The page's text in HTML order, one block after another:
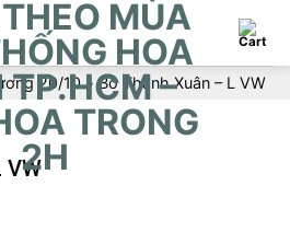
20/10»Bó Thanh Xuân – L VW
VW